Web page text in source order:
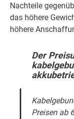
Nachteile
das höhere
höhere
Der
Preisen ab